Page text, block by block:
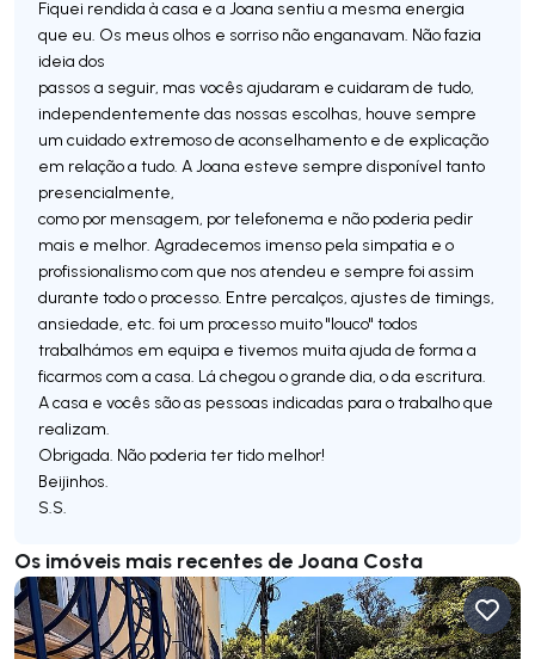
Fiquei rendida à casa e a Joana sentiu a mesma energia
que eu. Os meus olhos e sorriso não enganavam. Não fazia
ideia dos
passos a seguir, mas vocês ajudaram e cuidaram de tudo,
independentemente das nossas escolhas, houve sempre
um cuidado extremoso de aconselhamento e de explicação
em relação a tudo. A Joana esteve sempre disponível tanto
presencialmente,
como por mensagem, por telefonema e não poderia pedir
mais e melhor. Agradecemos imenso pela simpatia e o
profissionalismo com que nos atendeu e sempre foi assim
durante todo o processo. Entre percalços, ajustes de timings,
ansiedade, etc. foi um processo muito "louco" todos
trabalhámos em equipa e tivemos muita ajuda de forma a
ficarmos com a casa. Lá chegou o grande dia, o da escritura.
A casa e vocês são as pessoas indicadas para o trabalho que
realizam.
Obrigada. Não poderia ter tido melhor!
Beijinhos.
S.S.
Os imóveis mais recentes de Joana Costa